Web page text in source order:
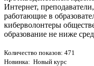
Интернет,
работающие в
киберволонтеры
образование не ниже
Количество показов: 471
Новинка: Новый курс